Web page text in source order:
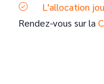
L'allocation
Rendez-vous sur la